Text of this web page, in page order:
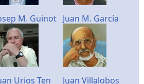
M. Guinot Juan M. García
Urios Ten Juan Villalobos